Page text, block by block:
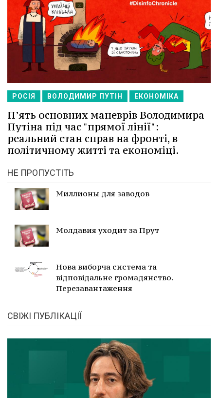
РОСІЯ ВОЛОДИМИР ПУТІН ЕКОНОМІКА
П’ять основних маневрів Володимира
Путіна під час "прямої лінії":
реальний стан справ на фронті, в
політичному житті та економіці.
НЕ ПРОПУСТІТЬ
Миллионы для заводов
Молдавия уходит за Прут
Нова виборча система та
відповідальне громадянство.
Перезавантаження
СВІЖІ ПУБЛІКАЦІЇ